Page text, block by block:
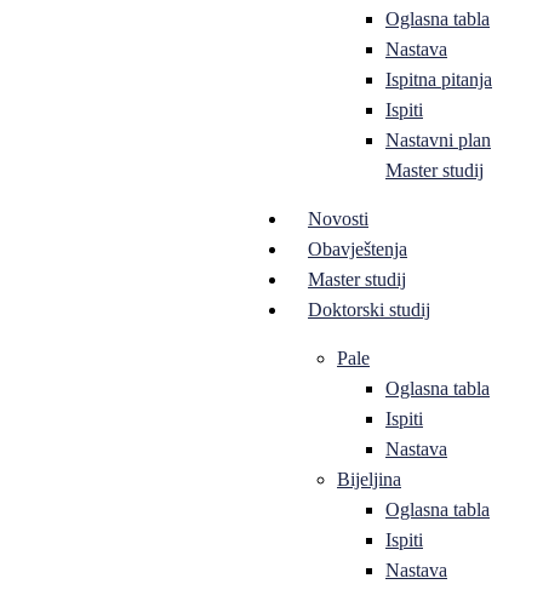
Oglasna tabla
Nastava
Ispitna pitanja
Ispiti
Nastavni plan
Master studij
Novosti
Obavještenja
Master studij
Doktorski studij
Pale
Oglasna tabla
Ispiti
Nastava
Bijeljina
Oglasna tabla
Ispiti
Nastava